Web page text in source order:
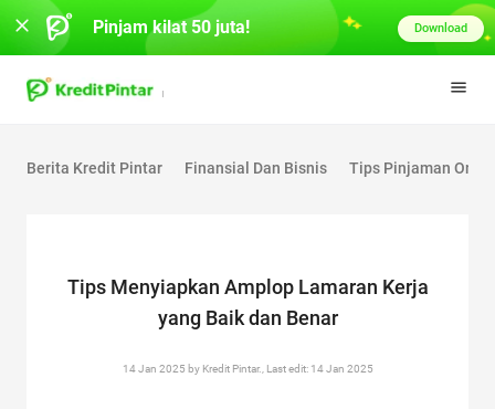
Berita Kredit Pintar Finansial Dan Bisnis Tips Pinjaman
Tips Menyiapkan Amplop Lamaran Kerja
yang Baik dan Benar
14 Jan 2025 by Kredit Pintar., Last edit: 14 Jan 2025
Pinjam kilat 50 juta! Download